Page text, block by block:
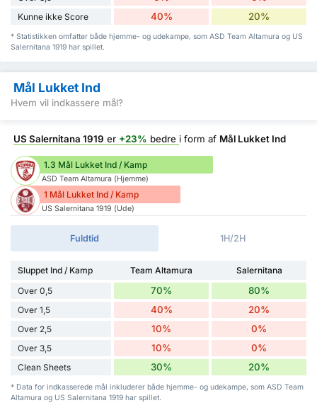
Kunne ikke Score 40% 20%
* Statistikken omfatter både hjemme- og udekampe, som ASD Team Altamura og US
Salernitana 1919 har spillet.
Mål Lukket Ind
Hvem vil indkassere mål?
US Salernitana 1919 er +23% bedre i form af Mål Lukket Ind
1.3 Mål Lukket Ind / Kamp
ASD Team Altamura (Hjemme)
1 Mål Lukket Ind / Kamp
US Salernitana 1919 (Ude)
Fuldtid 1H/2H
Sluppet Ind / Kamp Team Altamura
Salernitana
Over 0,5
70% 80%
Over 1,5 40% 20%
Over 2,5 10% 0%
Over 3,5 10% 0%
Clean Sheets 30% 20%
* Data for indkasserede mål inkluderer både hjemme- og udekampe, som ASD Team
Altamura og US Salernitana 1919 har spillet.